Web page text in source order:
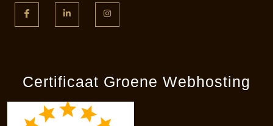
Facebook LinkedIn
Certificaat Groene Webhosting